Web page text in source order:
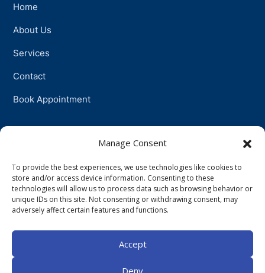
Manage Consent
To provide the best experiences, we use technologies like cookies to
store and/or access device information. Consenting to these
technologies will allow us to process data such as browsing behavior or
unique IDs on this site. Not consenting or withdrawing consent, may
adversely affect certain features and functions.
Accept
Deny
Home
About Us
Services
Contact
Book Appointment
Physiotherapy
Psychotherapy